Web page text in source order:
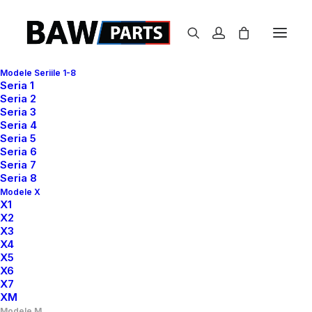
Modele Seriile 1-8
Seria 1
Seria 2
Seria 3
Seria 4
Seria 5
Seria 6
Seria 7
Seria 8
Modele X
X1
X2
X3
X4
X5
X6
X7
XM